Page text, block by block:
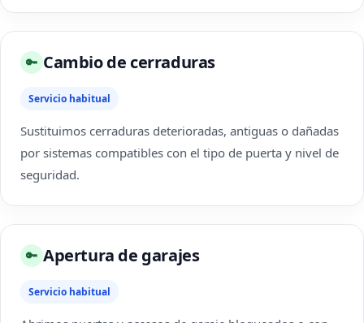
🔑 Cambio de cerraduras
Servicio habitual
Sustituimos cerraduras deterioradas, antiguas o dañadas
por sistemas compatibles con el tipo de puerta y nivel de
seguridad.
🔑 Apertura de garajes
Servicio habitual